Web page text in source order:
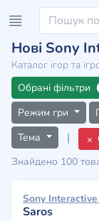
Нові Sony
Каталог ігор та
Обрані фільтри
Режим гри
Тема
|
Знайдено 100
Saros